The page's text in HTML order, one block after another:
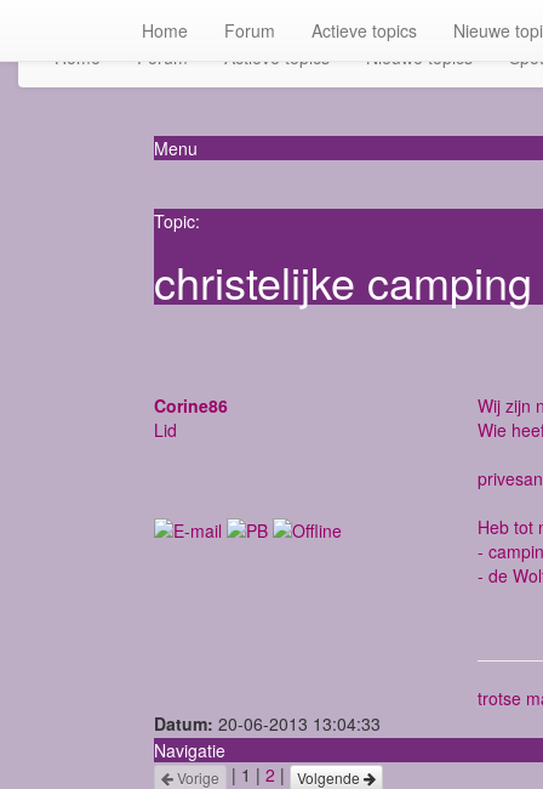
Home Forum Actieve topics Nieuwe topics
Home Forum Actieve topics Nieuwe
Menu
Topic:
christelijke camping
Corine86
Lid
Wij zijn
Wie
Heb tot
-
- de
trotse
Datum: 20-06-2013 13:04:33
Navigatie
Vorige | 1 | 2 | Volgende